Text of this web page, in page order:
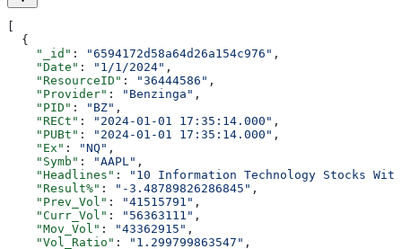
  {
    "_id"
: "6594172d58a64d26a154c976" ,
    "Date"
: "1/1/2024" ,
    "ResourceID"
: "36444586" ,
    "Provider"
: "Benzinga" ,
    "PID"
: "BZ" ,
    "RECt"
: "2024-01-01 17:35:14.000" ,
    "PUBt"
: "2024-01-01 17:35:14.000" ,
    "Ex"
: "NQ" ,
    "Symb"
: "AAPL" ,
    "Headlines"
:
"10 Information Technology Stocks
    "Result%"
: "-3.48789826286845" ,
    "Prev_Vol"
: "41515791" ,
    "Curr_Vol"
: "56363111" ,
    "Mov_Vol"
: "43362915" ,
    "Vol_Ratio"
: "1.299799863547" ,